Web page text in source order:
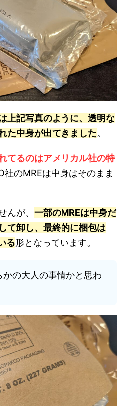
上記写真のように、透明な
た中身が出てきました。
てるのはアメリカル社の特
社のMREは中身はそのまま
んが、 一部のMREは中身だ
て卸し、最終的に梱包は
る形となっています。
かの大人の事情かと思わ